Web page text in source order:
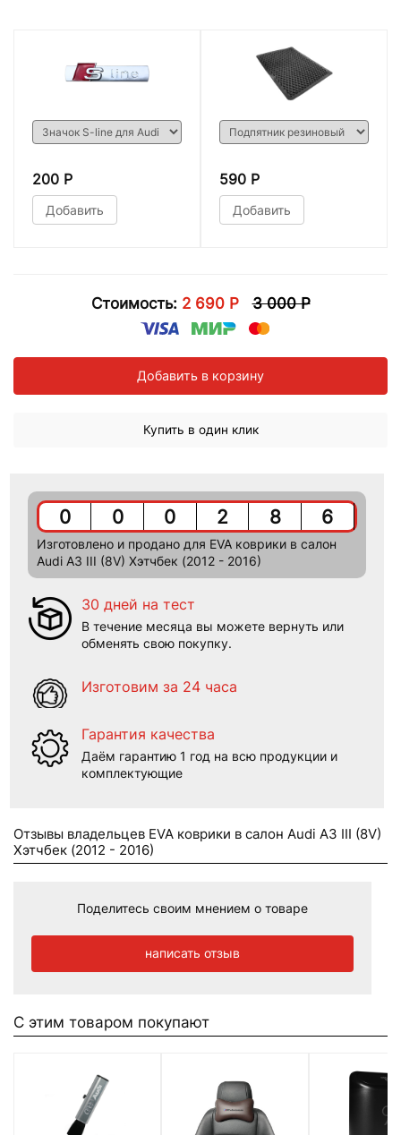
200 Р
Добавить
590 Р
Добавить
Стоимость: 2 690 Р 3 000 Р
Добавить в корзину
Купить в один клик
0 0 0 2 8 6
Изготовлено и продано для EVA коврики в салон
Audi A3 III (8V) Хэтчбек (2012 - 2016)
30 дней на тест
В течение месяца вы можете вернуть или
обменять свою покупку.
Изготовим за 24 часа
Гарантия качества
Даём гарантию 1 год на всю продукции и
комплектующие
Отзывы владельцев EVA коврики в салон Audi A3 III (8V)
Хэтчбек (2012 - 2016)
Поделитесь своим мнением о товаре
написать отзыв
С этим товаром покупают